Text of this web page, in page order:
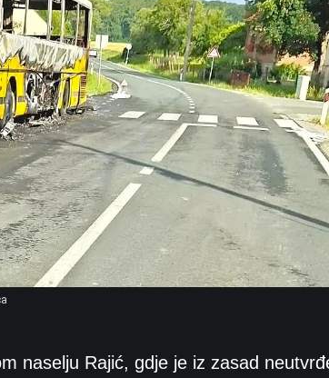
naselju Rajić, gdje je iz zasad